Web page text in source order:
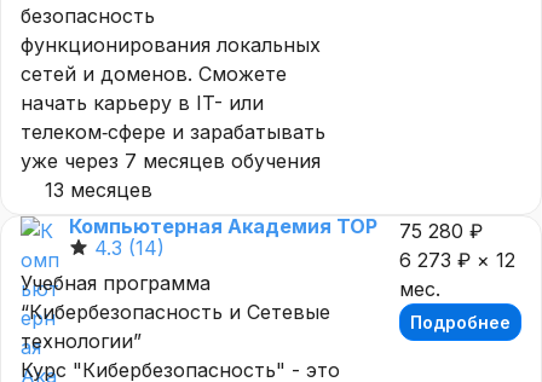
безопасность
функционирования локальных
сетей и доменов. Сможете
начать карьеру в IT- или
телеком‐сфере и зарабатывать
уже через 7 месяцев обучения
13 месяцев
Компьютерная Академия TOP
4.3 (14)
Учебная программа
“Кибербезопасность и Сетевые
технологии”
Курс "Кибербезопасность" - это
75 280 ₽
6 273 ₽ × 12
мес.
Подробнее